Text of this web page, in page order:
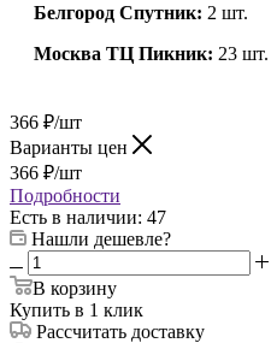
Белгород Спутник: 2 шт.
Москва ТЦ Пикник: 23 шт.
366 ₽/шт
Варианты цен
366 ₽/шт
Подробности
Есть в наличии: 47
Нашли дешевле?
В корзину
Купить в 1 клик
Рассчитать доставку